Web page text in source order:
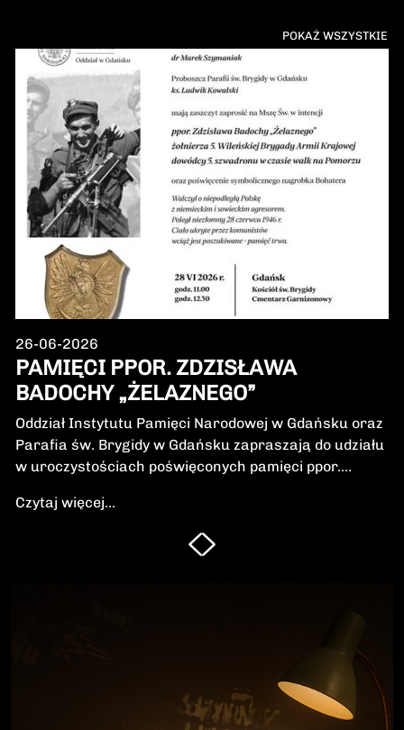
POKAŻ WSZYSTKIE
26-06-2026
PAMIĘCI PPOR. ZDZISŁAWA
BADOCHY „ŻELAZNEGO”
Oddział Instytutu Pamięci Narodowej w Gdańsku oraz
Parafia św. Brygidy w Gdańsku zapraszają do udziału
w uroczystościach poświęconych pamięci ppor.
Wileńskiej Brygady Armii Krajowej, dowódcy 5.
szwadronu podczas walk na Pomorzu, jednego z
najbardziej zasłużonych żołnierzy polskiego podziemia
przeciwko niemieckiemu i sowieckiemu okupantowi, a
po zakończeniu wojny pozostał wierny ideałom
wolności. Poległ 28 czerwca 1946 r., a miejsce
Czytaj więcej...